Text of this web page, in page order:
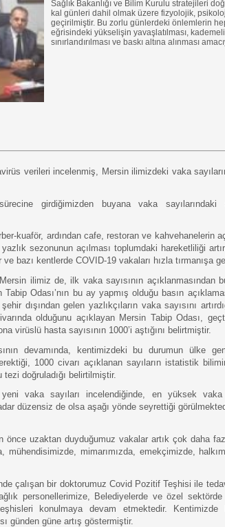
Sağlık Bakanlığı ve Bilim Kurulu stratejileri
kal günleri dahil olmak üzere fizyolojik,
geçirilmiştir. Bu zorlu günlerdeki önlemlerin
eğrisindeki yükselişin yavaşlatılması, kademeli
sınırlandırılması ve baskı altına alınması
verileri incelenmiş, Mersin ilimizdeki vaka
girdiğimizden buyana vaka
kuaför, ardından cafe, restoran ve kahvehanelerin
sezonunun açılması toplumdaki hareketliliği
bazı kentlerde COVID-19 vakaları hızla tırmanışa
ilimiz de, ilk vaka sayısının açıklanmasından
Odası’nın bu ay yapmış olduğu basın
dışından gelen yazlıkçıların vaka sayısını
olduğunu açıklayan Mersin Tabip Odası,
virüslü hasta sayısının 1000’i aştığını belirtmiştir.
devamında, kentimizdeki bu durumun ülke
1000 civarı açıklanan sayıların istatistik
tezi doğruladığı belirtilmiştir.
vaka sayıları incelendiğinde, en yüksek vaka
düzensiz de olsa aşağı yönde seyrettiği
önce uzaktan duyduğumuz vakalar artık çok daha
mühendisimizde, mimarımızda, emekçimizde,
çalışan bir doktorumuz Covid Pozitif Teşhisi ile
personellerimize, Belediyelerde ve özel
konulmaya devam etmektedir.
günden güne artış göstermiştir.